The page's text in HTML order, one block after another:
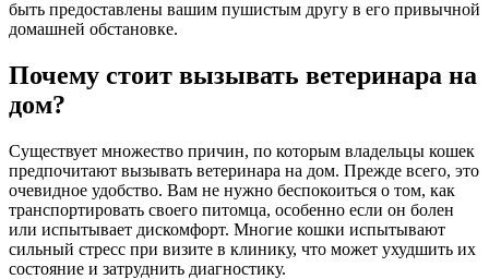
быть предоставлены вашим пушистым другу в его привычной
домашней обстановке.
Почему стоит вызывать ветеринара на
дом?
Существует множество причин, по которым владельцы кошек
предпочитают вызывать ветеринара на дом. Прежде всего, это
очевидное удобство. Вам не нужно беспокоиться о том, как
транспортировать своего питомца, особенно если он болен
или испытывает дискомфорт. Многие кошки испытывают
сильный стресс при визите в клинику, что может ухудшить их
состояние и затруднить диагностику.